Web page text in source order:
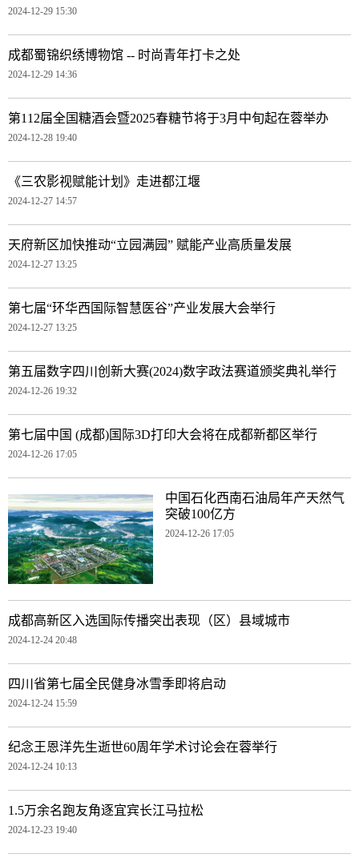
2024-12-29 15:30
成都蜀锦织绣博物馆 -- 时尚青年打卡之处
2024-12-29 14:36
第112届全国糖酒会暨2025春糖节将于3月中旬起在蓉举办
2024-12-28 19:40
《三农影视赋能计划》走进都江堰
2024-12-27 14:57
天府新区加快推动“立园满园” 赋能产业高质量发展
2024-12-27 13:25
第七届“环华西国际智慧医谷”产业发展大会举行
2024-12-27 13:25
第五届数字四川创新大赛(2024)数字政法赛道颁奖典礼举行
2024-12-26 19:32
第七届中国 (成都)国际3D打印大会将在成都新都区举行
2024-12-26 17:05
中国石化西南石油局年产天然气
突破100亿方
2024-12-26 17:05
成都高新区入选国际传播突出表现（区）县域城市
2024-12-24 20:48
四川省第七届全民健身冰雪季即将启动
2024-12-24 15:59
纪念王恩洋先生逝世60周年学术讨论会在蓉举行
2024-12-24 10:13
1.5万余名跑友角逐宜宾长江马拉松
2024-12-23 19:40